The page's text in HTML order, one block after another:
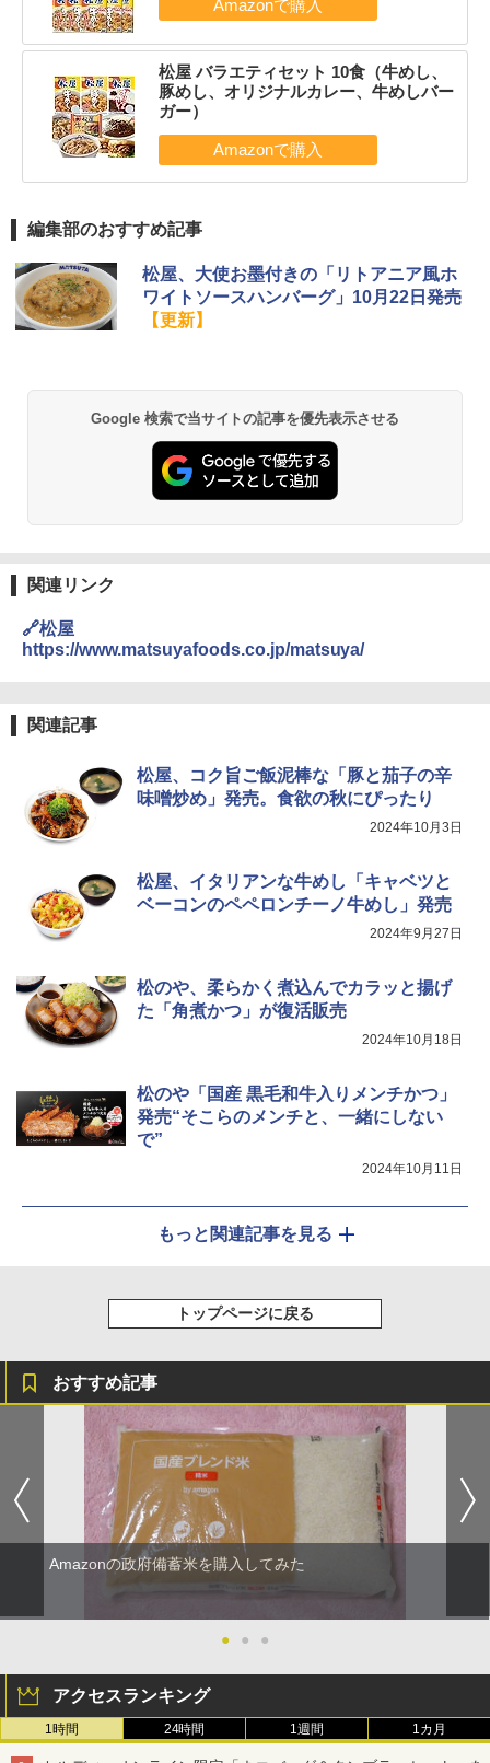
松屋 バラエティセット 10食（牛めし、
豚めし、オリジナルカレー、牛めしバー
ガー）
編集部のおすすめ記事
松屋、大使お墨付きの「リトアニア風ホ
ワイトソースハンバーグ」10月22日発売
【更新】
Google 検索で当サイトの記事を優先表示させる
関連リンク
🔗松屋
https://www.matsuyafoods.co.jp/matsuya/
関連記事
松屋、コク旨ご飯泥棒な「豚と茄子の辛
味噌炒め」発売。食欲の秋にぴったり
2024年10月3日
松屋、イタリアンな牛めし「キャベツと
ベーコンのペペロンチーノ牛めし」発売
2024年9月27日
松のや、柔らかく煮込んでカラッと揚げ
た「角煮かつ」が復活販売
2024年10月18日
松のや「国産 黒毛和牛入りメンチかつ」
発売“そこらのメンチと、一緒にしない
で”
2024年10月11日
もっと関連記事を見る
トップページに戻る
おすすめ記事
Amazonの政府備蓄米を購入してみた
● ● ●
アクセスランキング
1時間 24時間 1週間 1カ月